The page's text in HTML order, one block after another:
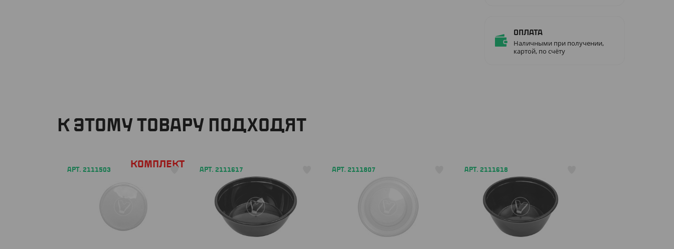
Оплата
Наличными при получении,
картой, по счёту
К ЭТОМУ ТОВАРУ ПОДХОДЯТ
АРТ. 2111503
Комплект
АРТ. 2111617 АРТ. 2111807 АРТ. 2111618